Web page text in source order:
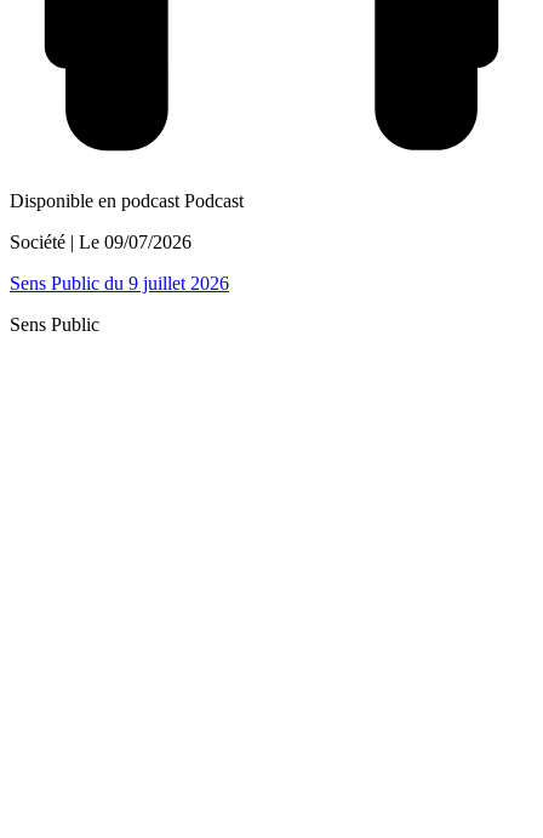
Disponible en podcast Podcast
Société | Le 09/07/2026
Sens Public du 9 juillet 2026
Sens Public